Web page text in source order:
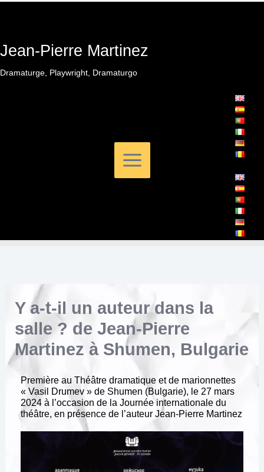
Aller
Jean-Pierre Martinez
Dramaturge, Playwright, Dramaturgo
Y a-t-il un auteur dans la
salle ? de Jean-Pierre
Martinez à Shumen, Bulgarie
Première au Théâtre dramatique et de marionnettes
« Vasil Drumev » de Shumen (Bulgarie), le 27 mars
2024 à l’occasion de la Journée internationale du
théâtre, en présence de l’auteur Jean-Pierre Martinez